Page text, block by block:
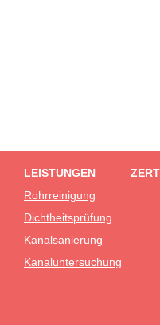
LEISTUNGEN
Rohrreinigung
Dichtheitsprüfung
Kanalsanierung
Kanaluntersuchung